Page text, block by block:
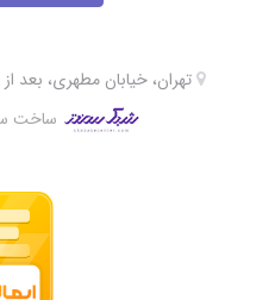
ساخت
تهران، خیابان مطهری، بعد از